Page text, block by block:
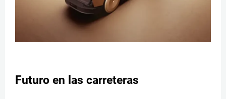
Futuro en las carreteras